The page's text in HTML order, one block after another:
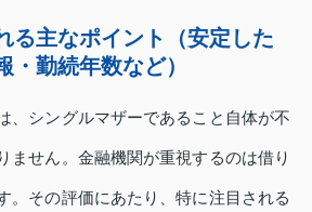
る主なポイント（安定した
・勤続年数など）
、シングルマザーであること自体が不
ません。金融機関が重視するのは借り
。その評価にあたり、特に注目される